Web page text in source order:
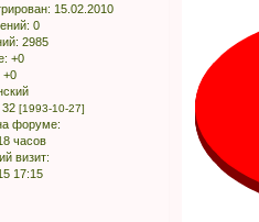
: 15.02.2010
0
2985
+0
+0
32 [1993-10-27]
форуме:
часов
визит:
17:15